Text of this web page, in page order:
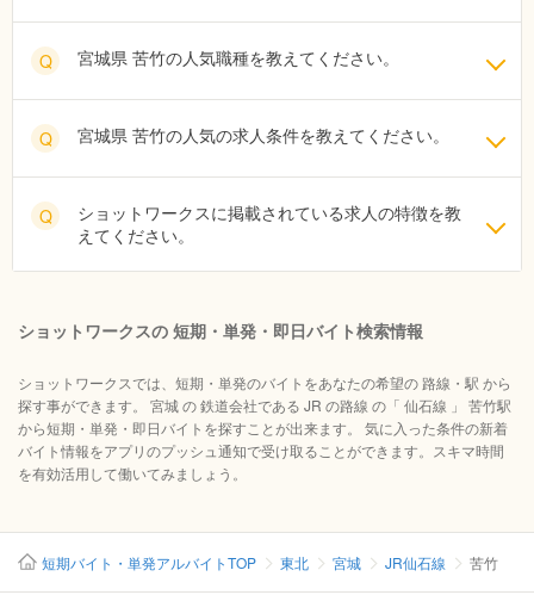
Q 宮城県 苦竹の人気職種を教えてください。
Q 宮城県 苦竹の人気の求人条件を教えてください。
Q
ショットワークスに掲載されている求人の特徴を教
えてください。
ショットワークスの 短期・単発・即日バイト検索情報
ショットワークスでは、短期・単発のバイトをあなたの希望の 路線・駅 から
探す事ができます。 宮城 の 鉄道会社である JR の路線 の「 仙石線 」 苦竹駅
から短期・単発・即日バイトを探すことが出来ます。 気に入った条件の新着
バイト情報をアプリのプッシュ通知で受け取ることができます。スキマ時間
を有効活用して働いてみましょう。
短期バイト・単発アルバイトTOP 東北 宮城 JR仙石線 苦竹